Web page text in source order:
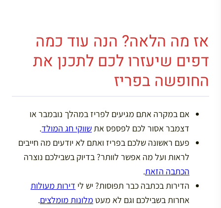
אז מה הלאה? הנה עוד כמה
דפים שיעזרו לכם לתכנן את
החופשה בפריז
אם במקרה אתם מגיעים לפריז במהלך נובמבר או
דצמבר אסור לכם לפספס אתשווקי חג המולד.
פעם ראשונה שלכם בפריז ואתם לא יודעים מה חייבים
לראות ועל מה אפשר לוותר? בדיוק בשבילכם נוצרה
הכתבה הזאת.
הדירות בכתבה כבר תפוסות? יש לי דירות מעולות
אחרות בשבילכם וגם לא מעט מלונות מומלצים.